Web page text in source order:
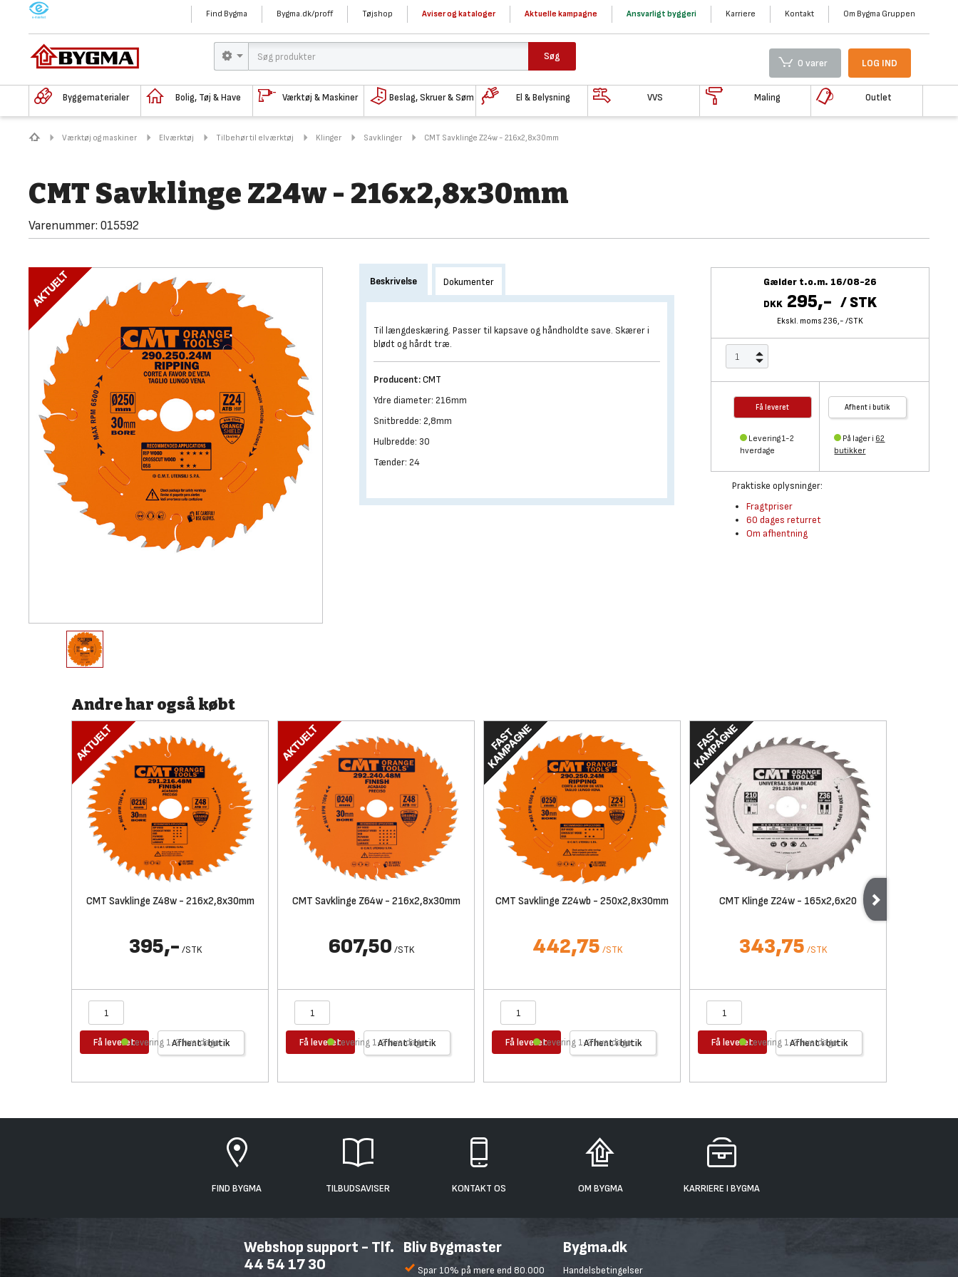
M Find Bygma Bygma.dk/proff Tøjshop Aviser og kataloger Aktuelle kampagne Ansvarligt byggeri Karriere Kontakt Om Bygma Gruppen
Søg
0 varer LOG IND
Byggematerialer Bolig, Tøj & Have Værktøj & Maskiner Beslag, Skruer & Søm El & Belysning VVS Maling Outlet
Værktøj og maskiner Elværktøj Tilbehør til elværktøj Klinger Savklinger CMT Savklinge Z24w - 216x2,8x30mm
CMT Savklinge Z24w - 216x2,8x30mm
Varenummer: 015592
Gælder t.o.m. 16/08-26
DKK 295,- /STK
Ekskl. moms 236,- /STK
Få leveret
Levering 1-2
hverdage
Afhent i butik
På lager i 62
butikker
Praktiske oplysninger:
Fragtpriser
60 dages returret
Om afhentning
Beskrivelse Dokumenter
Til længdeskæring. Passer til kapsave og håndholdte save. Skærer i
blødt og hårdt træ.
Producent:CMT
Ydre diameter: 216mm
Snitbredde: 2,8mm
Hulbredde: 30
Tænder: 24
Andre har også købt
CMT Savklinge Z48w - 216x2,8x30mm
395,- /STK
Få leveret Afhent i butik
Levering 1-2 hverdage
CMT Savklinge Z64w - 216x2,8x30mm
607,50 /STK
Få leveret Afhent i butik
Levering 1-2 hverdage
CMT Savklinge Z24wb - 250x2,8x30mm
442,75 /STK
Få leveret Afhent i butik
Levering 1-2 hverdage
CMT Klinge Z24w - 165x2,6x20
343,75 /STK
Få leveret Afhent i butik
Levering 1-2 hverdage
FIND BYGMA TILBUDSAVISER KONTAKT OS OM BYGMA KARRIERE I BYGMA
Webshop support - Tlf.
44 54 17 30
Bliv Bygmaster
Spar 10% på mere end 80.000
Bygma.dk
Handelsbetingelser